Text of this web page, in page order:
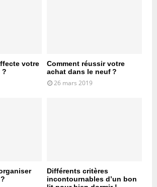
votre
?
Comment réussir votre
achat dans le neuf ?
26 mars 2019
Différents critères
incontournables d’un bon